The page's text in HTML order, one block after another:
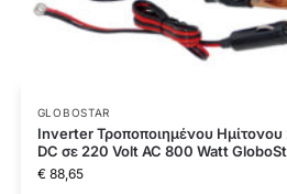
GLOBOSTAR
Inverter Τροποποιημένου Ημίτονου
DC σε 220 Volt AC 800 Watt
€88,65